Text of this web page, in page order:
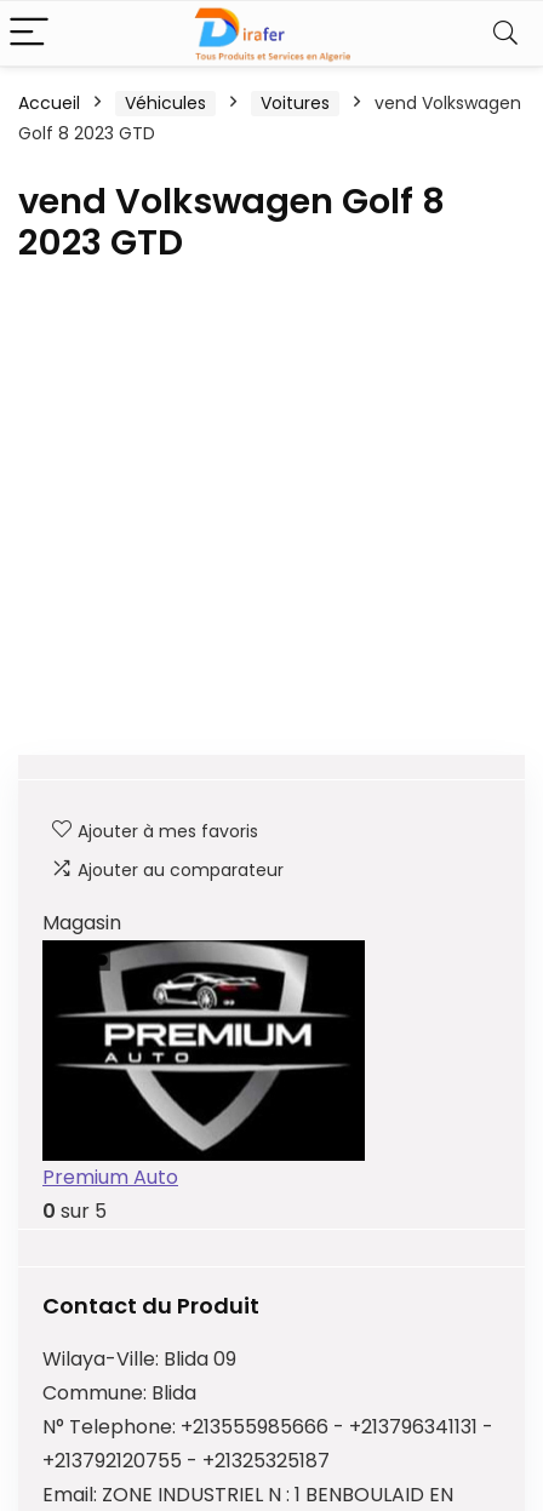
Accueil Véhicules Voitures
vend Volkswagen
Golf 8 2023 GTD
vend Volkswagen Golf 8
2023 GTD
Ajouter à mes favoris
Ajouter au comparateur
Magasin
Premium Auto
0 sur 5
Contact du Produit
Wilaya-Ville: Blida 09
Commune: Blida
N° Telephone: +213555985666 - +213796341131 -
+213792120755 - +21325325187
Email: ZONE INDUSTRIEL N : 1 BENBOULAID EN